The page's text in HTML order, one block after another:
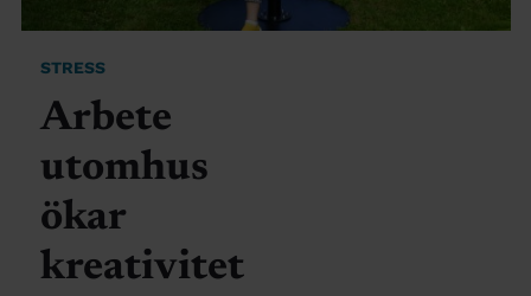
STRESS
Arbete
utomhus
ökar
kreativitet